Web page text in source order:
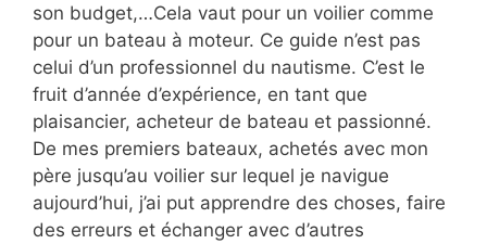
son budget,…Cela vaut pour un voilier comme
pour un bateau à moteur. Ce guide n’est pas
celui d’un professionnel du nautisme. C’est le
fruit d’année d’expérience, en tant que
plaisancier, acheteur de bateau et passionné.
De mes premiers bateaux, achetés avec mon
père jusqu’au voilier sur lequel je navigue
aujourd’hui, j’ai put apprendre des choses, faire
des erreurs et échanger avec d’autres